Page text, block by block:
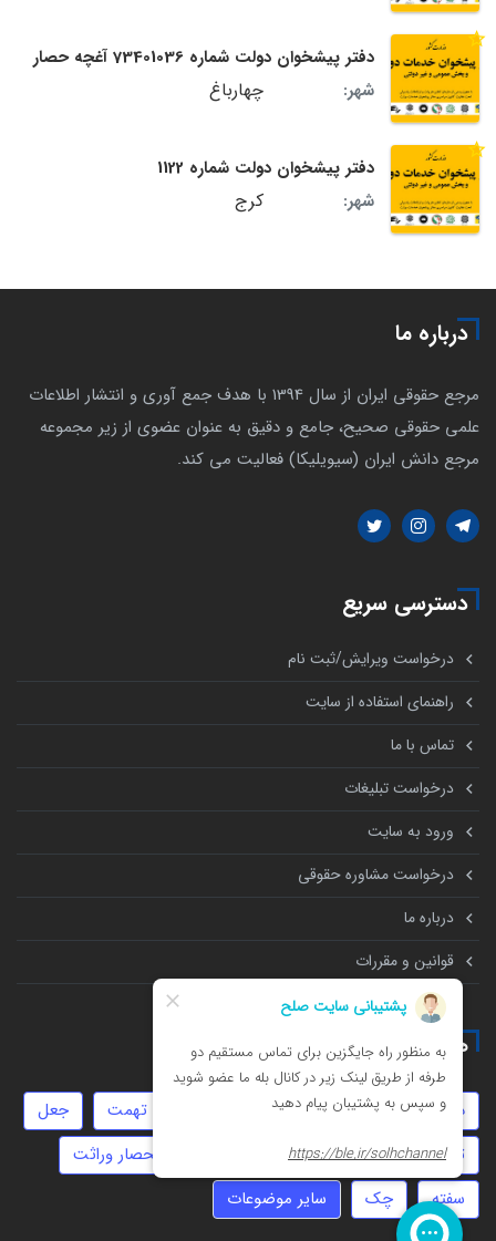
دفتر پیشخوان دولت شماره 73401036 آغچه حصار
شهر:
چهارباغ
دفتر پیشخوان دولت شماره 1122
شهر:
کرج
درباره ما
مرجع حقوقی ایران از سال 1394 با هدف جمع آوری و انتشار اطلاعات
علمی حقوقی صحیح، جامع و دقیق به عنوان عضوی از زیر مجموعه
مرجع دانش ایران (سیویلیکا) فعالیت می کند.
دسترسی سریع
درخواست ویرایش/ثبت نام
راهنمای استفاده از سایت
تماس با ما
درخواست تبلیغات
ورود به سایت
درخواست مشاوره حقوقی
درباره ما
قوانین و مقررات
همه چیز درباره
دیه توهین خیانت تهمت
جعل
ثبت شرکت
سرقت
انحصار وراثت
سفته
چک سایر موضوعات